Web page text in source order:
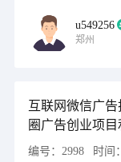
u549256
郑州
互联网微信广
圈广告创业项
编号： 2998 时间：